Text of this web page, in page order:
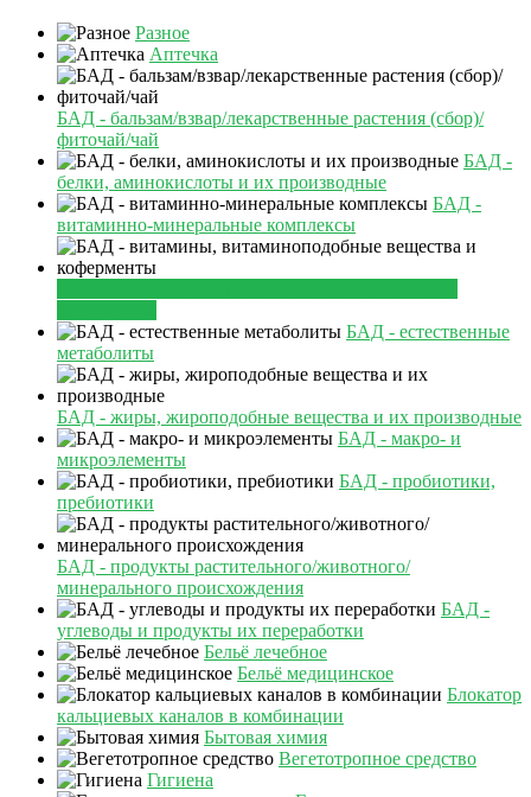
Разное
Аптечка
БАД - бальзам/взвар/лекарственные растения (сбор)/
фиточай/чай
БАД -
белки, аминокислоты и их производные
БАД -
витаминно-минеральные комплексы
БАД - естественные
метаболиты
БАД - жиры, жироподобные вещества и их производные
БАД - макро- и
микроэлементы
БАД - пробиотики,
пребиотики
БАД - продукты растительного/животного/
минерального происхождения
БАД -
углеводы и продукты их переработки
Бельё лечебное
Бельё медицинское
Блокатор
кальциевых каналов в комбинации
Бытовая химия
Вегетотропное средство
Гигиена